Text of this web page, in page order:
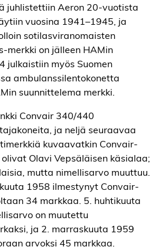
juhlistettiin Aeron 20-vuotista
vuosina 1941–1945, ja
sotilasviranomaisten
merkki on jälleen HAMin
julkaistiin myös Suomen
ambulanssilentokonetta
suunnittelema merkki.
Convair 340/440
ja neljä seuraavaa
kuvaavatkin Convair-
Olavi Vepsäläisen käsialaa;
mutta nimellisarvo muuttuu.
1958 ilmestynyt Convair-
34 markkaa. 5. huhtikuuta
on muutettu
ja 2. marraskuuta 1959
arvoksi 45 markkaa.